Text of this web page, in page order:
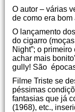
O autor – várias
de como era bom
O lançamento
do cigarro
Night”; o
achar mais
gully! São
Filme Triste se
péssimas
fantasias que já
(1968), etc.,